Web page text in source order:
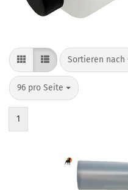
Sortieren nach
Sortieren nach
96 pro Seite
pro Seite
1